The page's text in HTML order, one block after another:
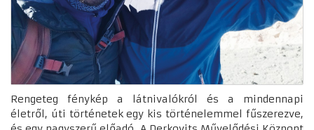
Rengeteg fénykép a látnivalókról és a mindennapi
életről, úti történetek egy kis történelemmel fűszerezve,